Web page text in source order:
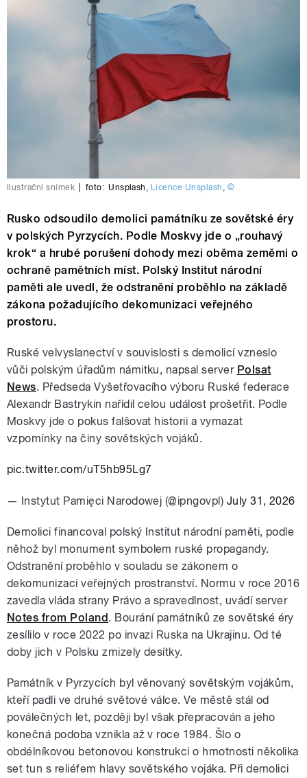
Ilustrační snímek foto: Unsplash , Licence Unsplash , ©
Rusko odsoudilo demolici památníku ze sovětské éry
v polských Pyrzycích. Podle Moskvy jde o „rouhavý
krok“ a hrubé porušení dohody mezi oběma zeměmi o
ochraně pamětních míst. Polský Institut národní
paměti ale uvedl, že odstranění proběhlo na základě
zákona požadujícího dekomunizaci veřejného
prostoru.
Ruské velvyslanectví v souvislosti s demolicí vzneslo
vůči polským úřadům námitku, napsal server Polsat
News. Předseda Vyšetřovacího výboru Ruské federace
Alexandr Bastrykin nařídil celou událost prošetřit. Podle
Moskvy jde o pokus falšovat historii a vymazat
vzpomínky na činy sovětských vojáků.
pic.twitter.com/uT5hb95Lg7
— Instytut Pamięci Narodowej (@ipngovpl) July 31, 2026
Demolici financoval polský Institut národní paměti, podle
něhož byl monument symbolem ruské propagandy.
Odstranění proběhlo v souladu se zákonem o
dekomunizaci veřejných prostranství. Normu v roce 2016
zavedla vláda strany Právo a spravedlnost, uvádí server
Notes from Poland. Bourání památníků ze sovětské éry
zesílilo v roce 2022 po invazi Ruska na Ukrajinu. Od té
doby jich v Polsku zmizely desítky.
Památník v Pyrzycích byl věnovaný sovětským vojákům,
kteří padli ve druhé světové válce. Ve městě stál od
poválečných let, později byl však přepracován a jeho
konečná podoba vznikla až v roce 1984. Šlo o
obdélníkovou betonovou konstrukci o hmotnosti několika
set tun s reliéfem hlavy sovětského vojáka. Při demolici